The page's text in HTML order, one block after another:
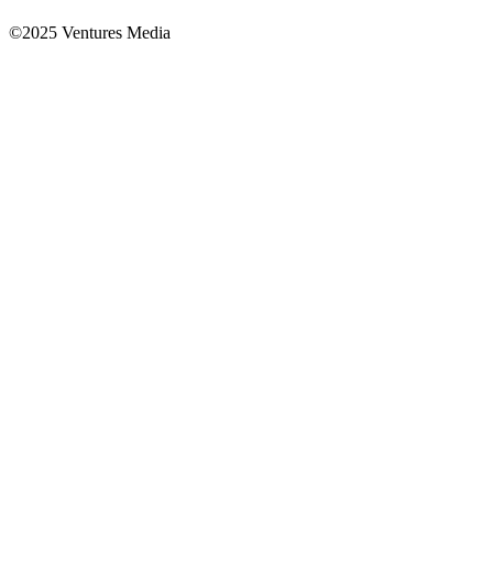
©2025 Ventures Media